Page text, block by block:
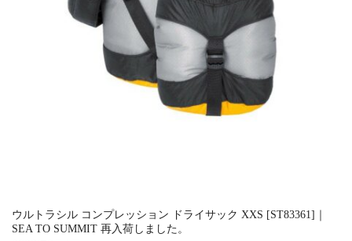
ウルトラシル コンプレッション ドライサック XXS [ST83361]｜
SEA TO SUMMIT 再入荷しました。